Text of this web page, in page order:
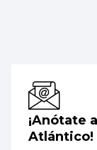
¡Anótate
Atlántico!